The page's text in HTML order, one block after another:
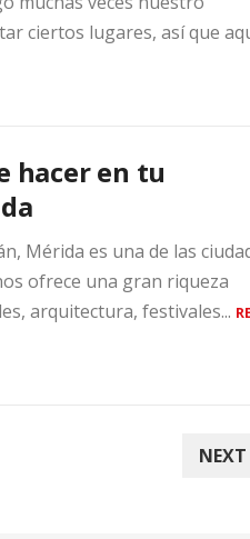
ciertos lugares, así que
hacer en tu
Mérida es una de las
ofrece una gran riqueza
arquitectura, festivales...